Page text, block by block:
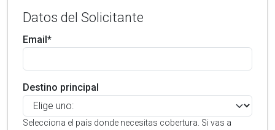
Datos del Solicitante
Email*
Destino principal
Selecciona el país donde necesitas cobertura. Si vas a